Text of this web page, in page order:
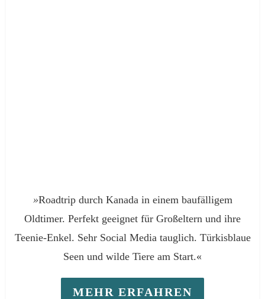
»Roadtrip durch Kanada in einem baufälligem
Oldtimer. Perfekt geeignet für Großeltern und ihre
Teenie-Enkel. Sehr Social Media tauglich. Türkisblaue
Seen und wilde Tiere am Start.«
MEHR ERFAHREN